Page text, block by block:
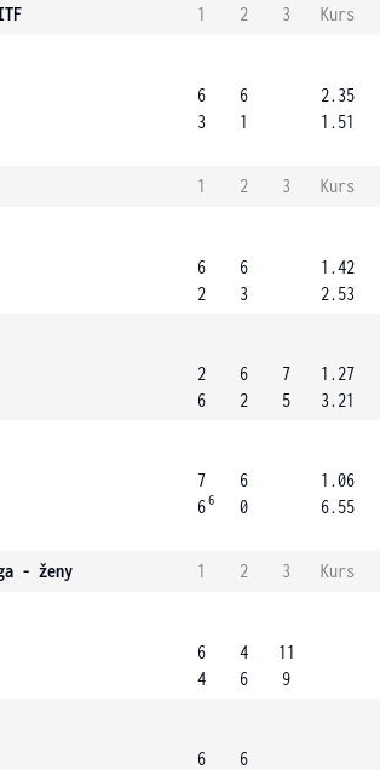
1 2 3
Kurs
6
3
6
1
2.35
1.51
1 2 3
Kurs
6
2
6
3
1.42
2.53
2
6
6
2
7
5
1.27
3.21
7
66
6
0
1.06
6.55
- ženy 1 2 3
Kurs
6
4
4
6
11
9
6
6